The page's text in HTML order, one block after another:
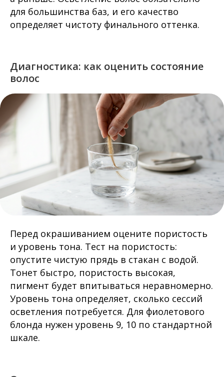
для большинства баз, и его качество
определяет чистоту финального оттенка.
Диагностика: как оценить состояние
волос
Перед окрашиванием оцените пористость
и уровень тона. Тест на пористость:
опустите чистую прядь в стакан с водой.
Тонет быстро, пористость высокая,
пигмент будет впитываться неравномерно.
Уровень тона определяет, сколько сессий
осветления потребуется. Для фиолетового
блонда нужен уровень 9, 10 по стандартной
шкале.